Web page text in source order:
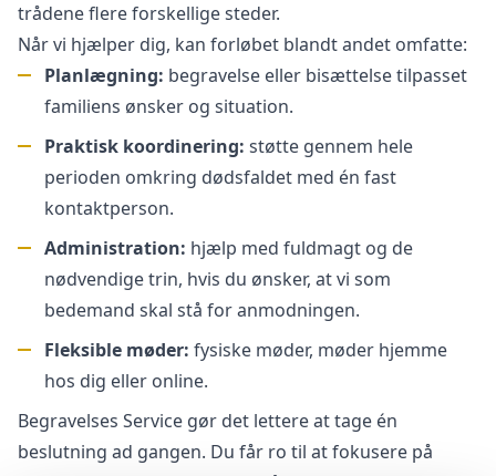
trådene flere forskellige steder.
Når vi hjælper dig, kan forløbet blandt andet omfatte:
Planlægning: begravelse eller bisættelse tilpasset
familiens ønsker og situation.
Praktisk koordinering: støtte gennem hele
perioden omkring dødsfaldet med én fast
kontaktperson.
Administration: hjælp med fuldmagt og de
nødvendige trin, hvis du ønsker, at vi som
bedemand skal stå for anmodningen.
Fleksible møder: fysiske møder, møder hjemme
hos dig eller online.
Begravelses Service gør det lettere at tage én
beslutning ad gangen. Du får ro til at fokusere på